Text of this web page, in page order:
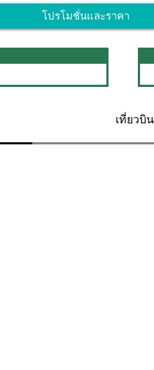
โปรโมชั่นและราคา
เที่ยวบิน